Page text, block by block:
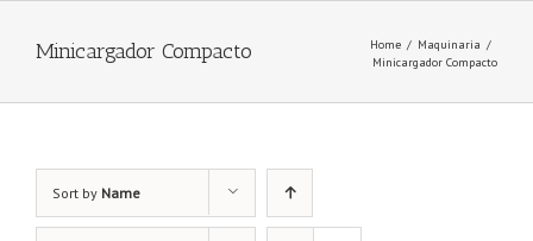
Minicargador Compacto Home / Maquinaria /
Minicargador Compacto
Sort by Name